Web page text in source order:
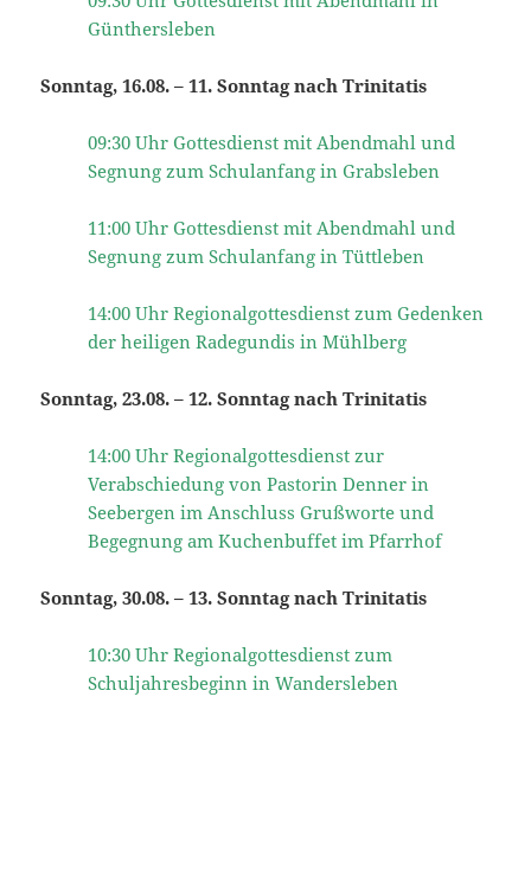
Günthersleben
Sonntag, 16.08. – 11. Sonntag nach Trinitatis
09:30 Uhr Gottesdienst mit Abendmahl und
Segnung zum Schulanfang in Grabsleben
11:00 Uhr Gottesdienst mit Abendmahl und
Segnung zum Schulanfang in Tüttleben
14:00 Uhr Regionalgottesdienst zum Gedenken
der heiligen Radegundis in Mühlberg
Sonntag, 23.08. – 12. Sonntag nach Trinitatis
14:00 Uhr Regionalgottesdienst zur
Verabschiedung von Pastorin Denner in
Seebergen im Anschluss Grußworte und
Begegnung am Kuchenbuffet im Pfarrhof
Sonntag, 30.08. – 13. Sonntag nach Trinitatis
10:30 Uhr Regionalgottesdienst zum
Schuljahresbeginn in Wandersleben